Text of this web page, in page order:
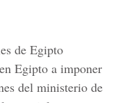
de Egipto
Egipto a imponer
del ministerio de